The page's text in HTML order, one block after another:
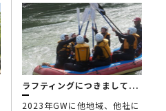
ラフティングにつきまして...
2023年GWに他地域、他社に